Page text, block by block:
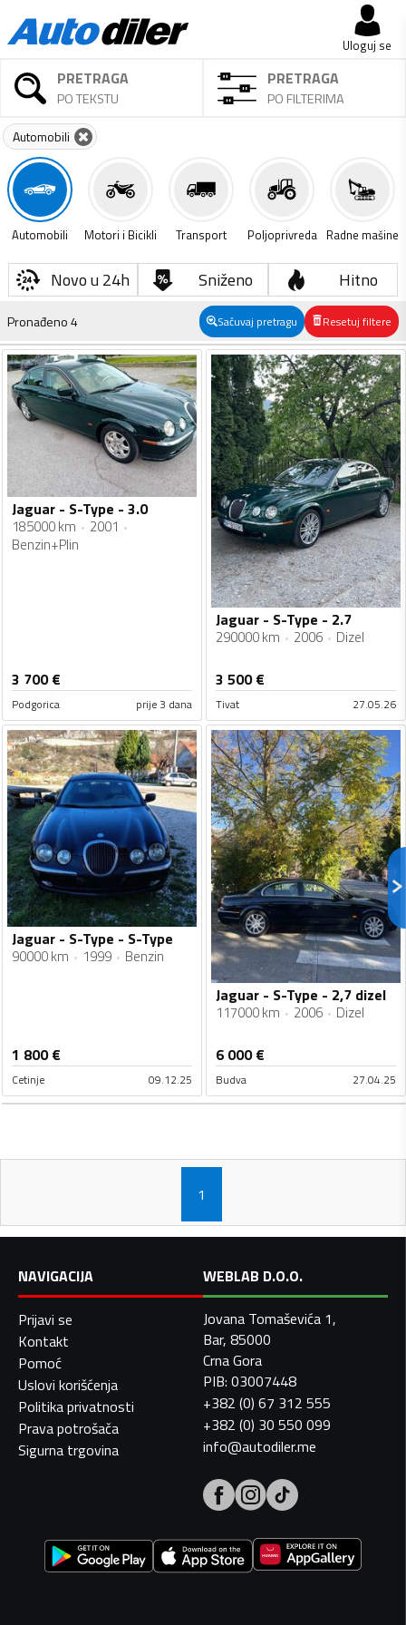
Uloguj se
PRETRAGA
PO TEKSTU
PRETRAGA
PO FILTERIMA
Automobili
Automobili Motori i Bicikli Transport Poljoprivreda Radne mašine
Novo u 24h Sniženo Hitno
Pronađeno4 Sačuvaj pretragu Resetuj filtere
Jaguar - S-Type - 3.0
185000 km
2001
Benzin+Plin
3 700€
Podgorica prije 3 dana
Jaguar - S-Type - 2.7
290000 km 2006 Dizel
3 500€
Tivat 27.05.26
Jaguar - S-Type - S-Type
90000 km 1999 Benzin
1 800€
Cetinje 09.12.25
Jaguar - S-Type - 2,7 dizel
117000 km 2006 Dizel
6 000€
Budva 27.04.25
1
NAVIGACIJA
Prijavi se
Kontakt
Pomoć
Uslovi korišćenja
Politika privatnosti
Prava potrošača
Sigurna trgovina
WEBLAB D.O.O.
Jovana Tomaševića 1,
Bar, 85000
Crna Gora
PIB: 03007448
+382 (0) 67 312 555
+382 (0) 30 550 099
info@autodiler.me